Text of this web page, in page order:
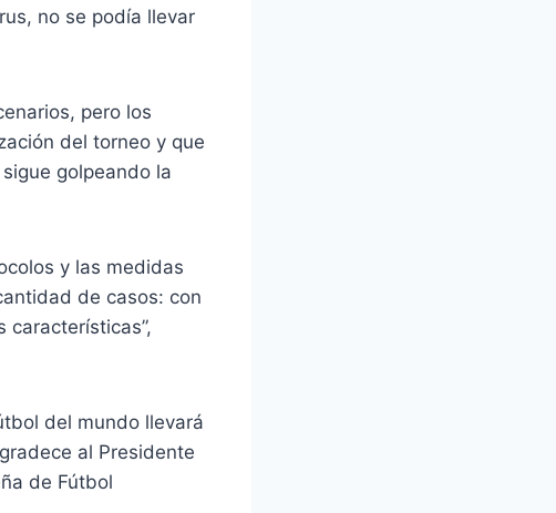
no se podía llevar
pero los
del torneo y que
golpeando la
y las medidas
de casos: con
del mundo llevará
al Presidente
de Fútbol